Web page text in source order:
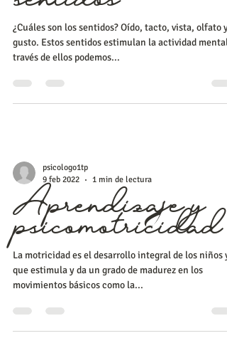
sentidos
¿Cuáles son los sentidos? Oído, tacto, vista, olfato y
través de ellos podemos...
psicologo1tp
9 feb 2022
1 min de lectura
Aprendizaje y
psicomotricidad
La motricidad es el desarrollo integral de los niños
movimientos básicos como la...